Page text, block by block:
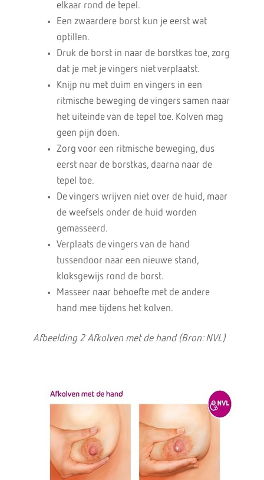
elkaar rond de tepel.
Een zwaardere borst kun je eerst wat
optillen.
Druk de borst in naar de borstkas toe, zorg
dat je met je vingers niet verplaatst.
Knijp nu met duim en vingers in een
ritmische beweging de vingers samen naar
het uiteinde van de tepel toe. Kolven mag
geen pijn doen.
Zorg voor een ritmische beweging, dus
eerst naar de borstkas, daarna naar de
tepel toe.
De vingers wrijven niet over de huid, maar
de weefsels onder de huid worden
gemasseerd.
Verplaats de vingers van de hand
tussendoor naar een nieuwe stand,
kloksgewijs rond de borst.
Masseer naar behoefte met de andere
hand mee tijdens het kolven.
Afbeelding 2 Afkolven met de hand (Bron: NVL)